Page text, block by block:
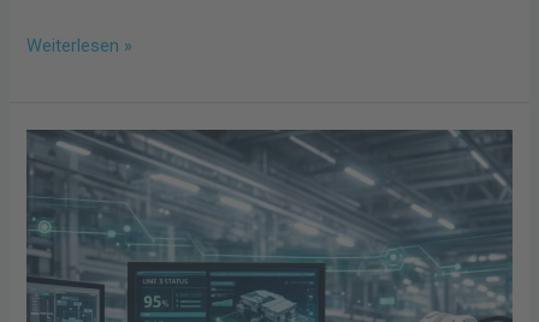
Weiterlesen »
Wie
smarte
Software
die
industrielle
Produktion